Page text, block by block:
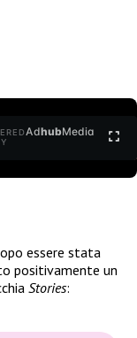
AdhubMedia
essere stata
positivamente un
Stories: